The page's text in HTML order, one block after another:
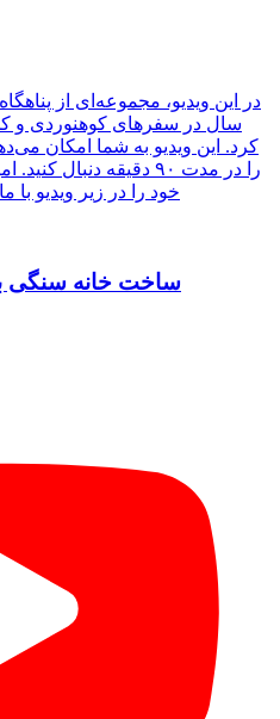
در این ویدیو، مجموعه‌ای از
سال در سفرهای کوهنوردی و
کرد. این ویدیو به شما امکان
را در مدت ۹۰ دقیقه
خود را در زیر ویدیو با
ساخت خانه سنگی با